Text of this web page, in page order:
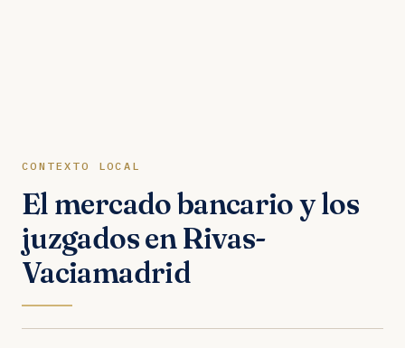
CONTEXTO LOCAL
El mercado bancario y los
juzgados en Rivas-
Vaciamadrid